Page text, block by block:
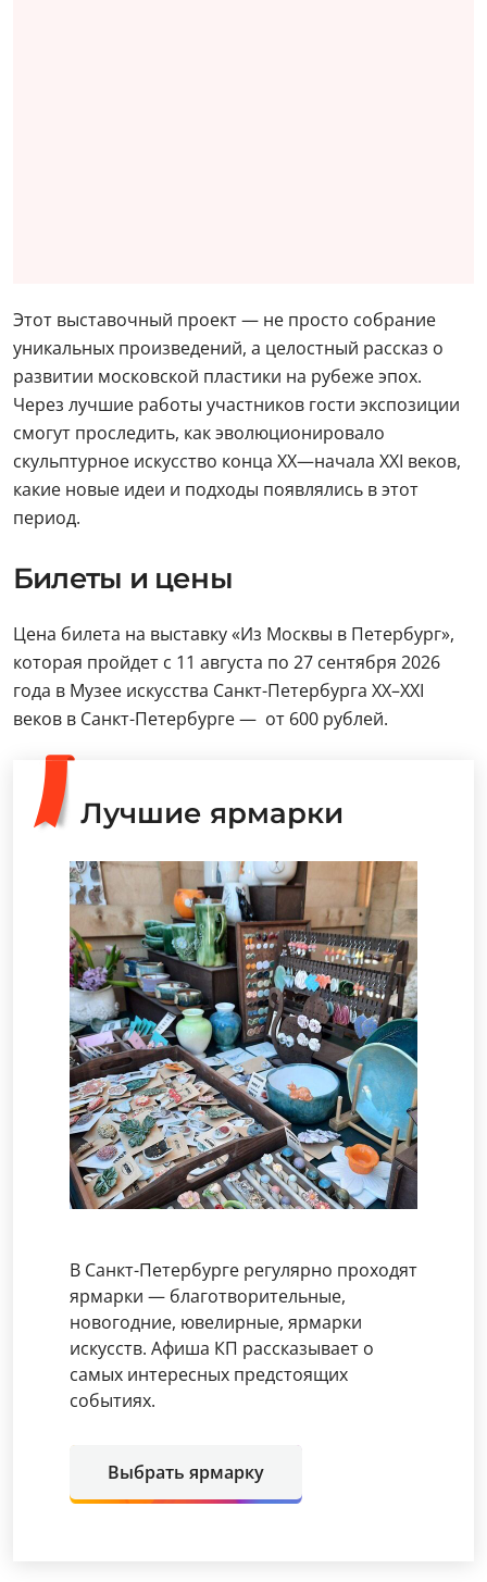
Этот выставочный проект — не просто собрание
уникальных произведений, а целостный рассказ о
развитии московской пластики на рубеже эпох.
Через лучшие работы участников гости экспозиции
смогут проследить, как эволюционировало
скульптурное искусство конца XX—начала XXI веков,
какие новые идеи и подходы появлялись в этот
период.
Билеты и цены
Цена билета на выставку «Из Москвы в Петербург»,
которая пройдет с 11 августа по 27 сентября 2026
года в Музее искусства Санкт-Петербурга XX–XXI
веков в Санкт-Петербурге — от 600 рублей.
Лучшие ярмарки
В Санкт-Петербурге регулярно проходят
ярмарки — благотворительные,
новогодние, ювелирные, ярмарки
искусств. Афиша КП рассказывает о
самых интересных предстоящих
событиях.
Выбрать ярмарку